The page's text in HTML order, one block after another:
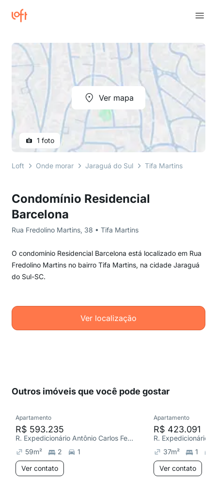
Condomínio Residencial
Barcelona
Rua Fredolino Martins, 38 • Tifa Martins
O condomínio Residencial Barcelona está localizado em Rua
Fredolino Martins no bairro Tifa Martins, na cidade Jaraguá
do Sul-SC.
Ver localização
Ver mapa
1 foto
Loft Onde morar Jaraguá do Sul Tifa Martins
Outros imóveis que você pode gostar
Apartamento
R$ 593.235
R. Expedicionário Antônio Carlos Ferreira, Centro
59m² 2
1
Ver contato
Apartamento
R$ 423.091
37m² 1
Ver contato